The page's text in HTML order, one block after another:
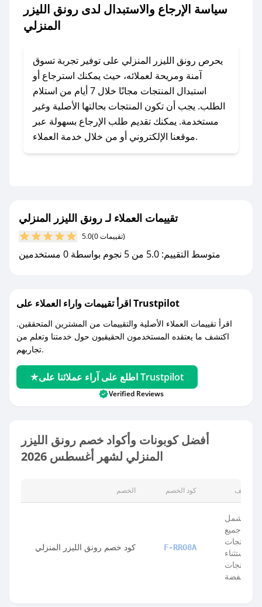
أسرع وقت ممكن.
رونق الليزر المنزلي؟
للحصول على كوبونات وخصومات حصرية، قم بما
يلي:
المنزلي في تطبيق صحصح.
- تابع حسابنا الرسمي على تويتر وقم بتفعيل زر
سياسة الإرجاع والاستبدال لدى رونق الليزر
المنزلي
يحرص رونق الليزر المنزلي على توفير تجربة تسوق
آمنة ومريحة لعملائه، حيث يمكنك استرجاع أو
استبدال المنتجات مجانًا خلال 7 أيام من استلام
الطلب. يجب أن تكون المنتجات بحالتها الأصلية وغير
مستخدمة. يمكنك تقديم طلب الإرجاع بسهولة عبر
موقعنا الإلكتروني أو من خلال خدمة العملاء.
تقييمات العملاء لـ رونق الليزر المنزلي
5.0 (0 تقييمات)
متوسط التقييم: 5.0 من 5 نجوم بواسطة 0 مستخدمين
اقرأ تقييمات واراء العملاء على Trustpilot
اقرأ تقييمات العملاء الأصلية والتقييمات من المشترين المتحققين.
اكتشف ما يعتقده المستخدمون الحقيقيون حول خدمتنا وتعلم من
تجاربهم.
اطلع على آراء عملائنا على Trustpilot
Verified Reviews
أفضل كوبونات وأكواد خصم رونق الليزر
المنزلي لشهر أغسطس 2026
الخصم كود الخصم الوصف
كود خصم رونق الليزر المنزلي F-RRO8A
يشمل
جميع
المنتجات
باستثناء
المنتجات
المخفضة